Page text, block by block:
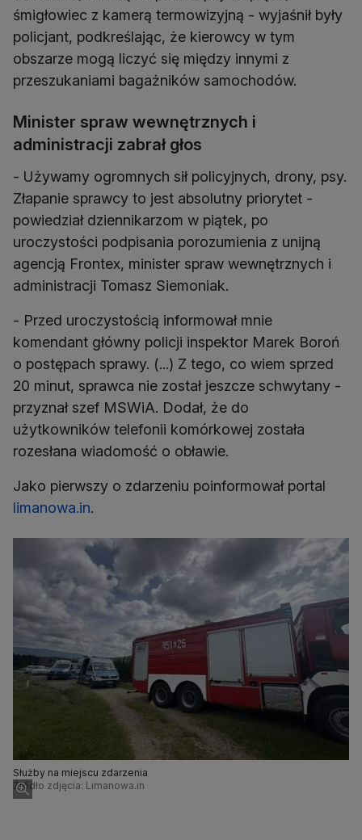
śmigłowiec z kamerą termowizyjną - wyjaśnił były
policjant, podkreślając, że kierowcy w tym
obszarze mogą liczyć się między innymi z
przeszukaniami bagażników samochodów.
Minister spraw wewnętrznych i
administracji zabrał głos
- Używamy ogromnych sił policyjnych, drony, psy.
Złapanie sprawcy to jest absolutny priorytet -
powiedział dziennikarzom w piątek, po
uroczystości podpisania porozumienia z unijną
agencją Frontex, minister spraw wewnętrznych i
administracji Tomasz Siemoniak.
- Przed uroczystością informował mnie
komendant główny policji inspektor Marek Boroń
o postępach sprawy. (...) Z tego, co wiem sprzed
20 minut, sprawca nie został jeszcze schwytany -
przyznał szef MSWiA. Dodał, że do
użytkowników telefonii komórkowej została
rozesłana wiadomość o obławie.
Jako pierwszy o zdarzeniu poinformował portal
limanowa.in.
Służby na miejscu zdarzenia
Źródło zdjęcia: Limanowa.in